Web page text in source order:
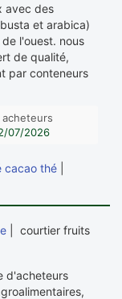
avec des
et arabica)
l'ouest. nous
de qualité,
par conteneurs
07/2026
cacao thé
| courtier fruits
d'acheteurs